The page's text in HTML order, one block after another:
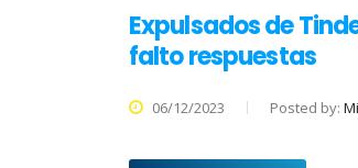
Expulsados de
falto respuestas
06/12/2023 Posted by: